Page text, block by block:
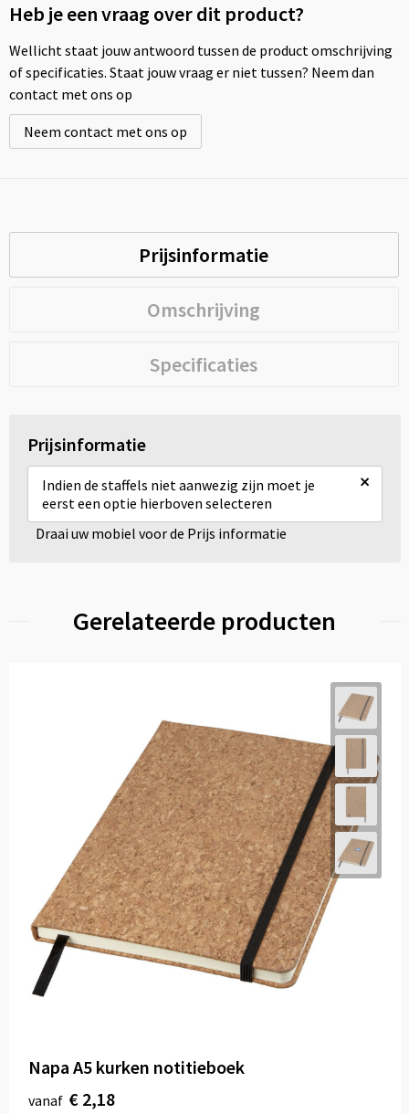
Heb je een vraag over dit product?
Wellicht staat jouw antwoord tussen de product omschrijving
of specificaties. Staat jouw vraag er niet tussen? Neem dan
contact met ons op
Neem contact met ons op
Prijsinformatie
Omschrijving
Specificaties
Prijsinformatie
Indien de staffels niet aanwezig zijn moet je
eerst een optie hierboven selecteren
×
Draai uw mobiel voor de Prijs informatie
Gerelateerde producten
Napa A5 kurken notitieboek
vanaf € 2,18